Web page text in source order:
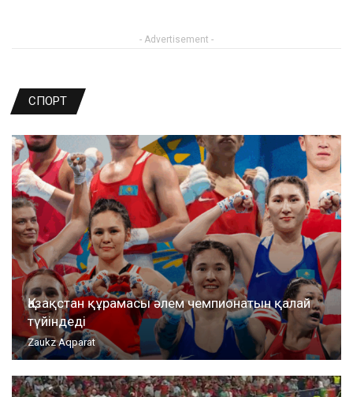
- Advertisement -
СПОРТ
Қазақстан құрамасы әлем чемпионатын қалай
түйіндеді
Zaukz Aqparat